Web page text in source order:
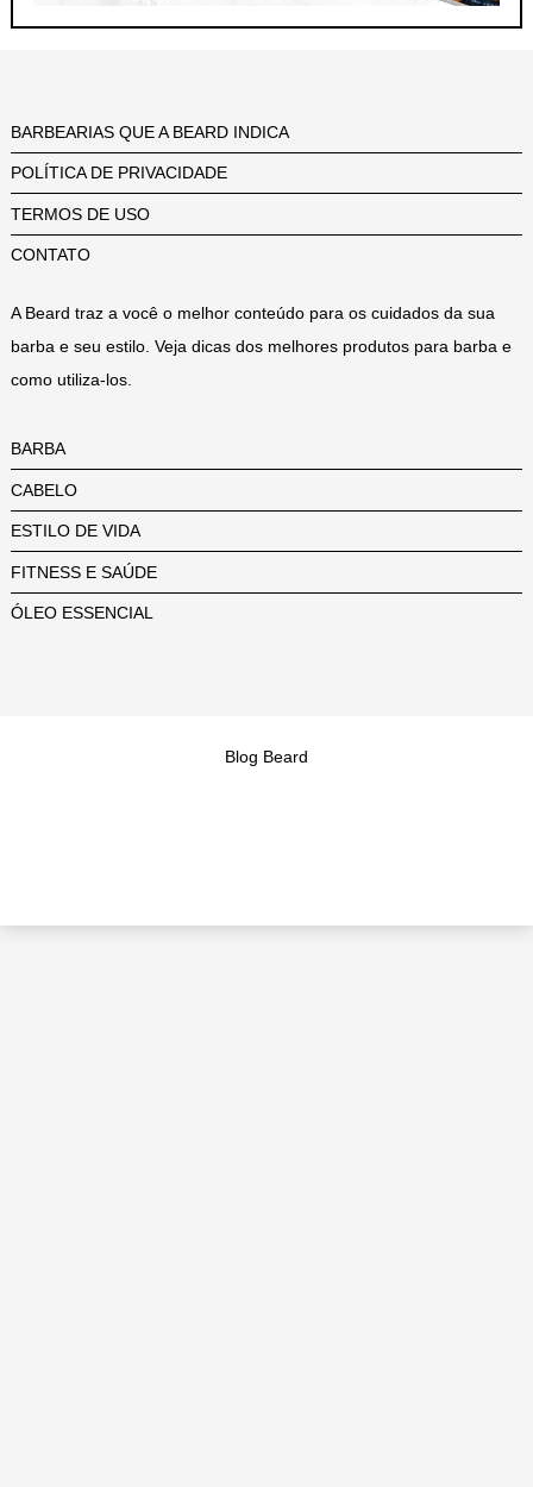
BARBEARIAS QUE A BEARD INDICA
POLÍTICA DE PRIVACIDADE
TERMOS DE USO
CONTATO
A Beard traz a você o melhor conteúdo para os cuidados da sua
barba e seu estilo. Veja dicas dos melhores produtos para barba e
como utiliza-los.
BARBA
CABELO
ESTILO DE VIDA
FITNESS E SAÚDE
ÓLEO ESSENCIAL
Blog Beard